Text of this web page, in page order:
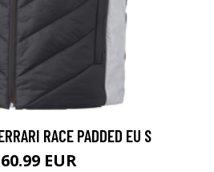
RACE PADDED EU S
EUR